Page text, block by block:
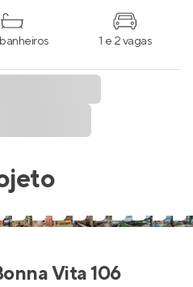
1 e 2 vagas
Vita 106